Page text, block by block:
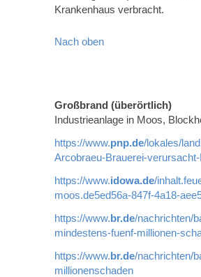
Krankenhaus verbracht.
Nach oben
Großbrand (überörtlich)
Industrieanlage in Moos,
https://www.pnp.de/lokales/
Arcobraeu-Brauerei-
https://www.idowa.de/
moos.de5ed56a-847f-4a18-
https://www.br.de/nachrichten/
mindestens-fuenf-millionen-
https://www.br.de/nachrichten/
millionenschaden